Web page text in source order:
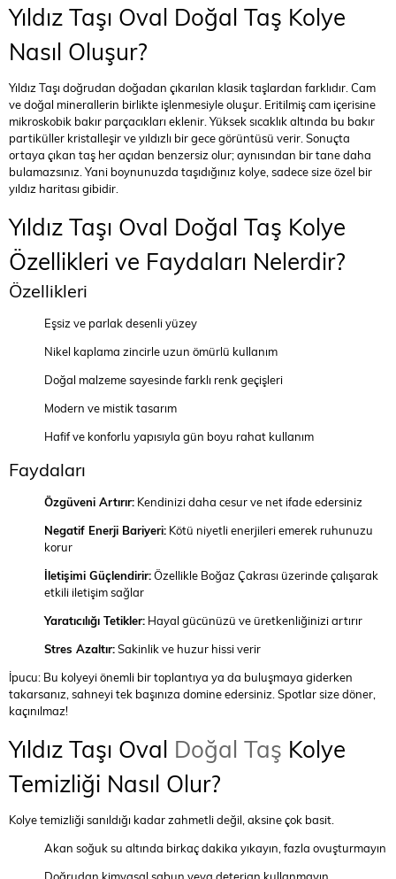
Yıldız Taşı Oval Doğal Taş Kolye
Nasıl Oluşur?
Yıldız Taşı doğrudan doğadan çıkarılan klasik taşlardan farklıdır. Cam
ve doğal minerallerin birlikte işlenmesiyle oluşur. Eritilmiş cam içerisine
mikroskobik bakır parçacıkları eklenir. Yüksek sıcaklık altında bu bakır
partiküller kristalleşir ve yıldızlı bir gece görüntüsü verir. Sonuçta
ortaya çıkan taş her açıdan benzersiz olur; aynısından bir tane daha
bulamazsınız. Yani boynunuzda taşıdığınız kolye, sadece size özel bir
yıldız haritası gibidir.
Yıldız Taşı Oval Doğal Taş Kolye
Özellikleri ve Faydaları Nelerdir?
Özellikleri
Eşsiz ve parlak desenli yüzey
Nikel kaplama zincirle uzun ömürlü kullanım
Doğal malzeme sayesinde farklı renk geçişleri
Modern ve mistik tasarım
Hafif ve konforlu yapısıyla gün boyu rahat kullanım
Faydaları
Özgüveni Artırır: Kendinizi daha cesur ve net ifade edersiniz
Negatif Enerji Bariyeri: Kötü niyetli enerjileri emerek ruhunuzu
korur
İletişimi Güçlendirir:Özellikle Boğaz Çakrası üzerinde çalışarak
etkili iletişim sağlar
Yaratıcılığı Tetikler: Hayal gücünüzü ve üretkenliğinizi artırır
Stres Azaltır:Sakinlik ve huzur hissi verir
İpucu: Bu kolyeyi önemli bir toplantıya ya da buluşmaya giderken
takarsanız, sahneyi tek başınıza domine edersiniz. Spotlar size döner,
kaçınılmaz!
Yıldız Taşı Oval Doğal Taş Kolye
Temizliği Nasıl Olur?
Kolye temizliği sanıldığı kadar zahmetli değil, aksine çok basit.
Akan soğuk su altında birkaç dakika yıkayın, fazla ovuşturmayın